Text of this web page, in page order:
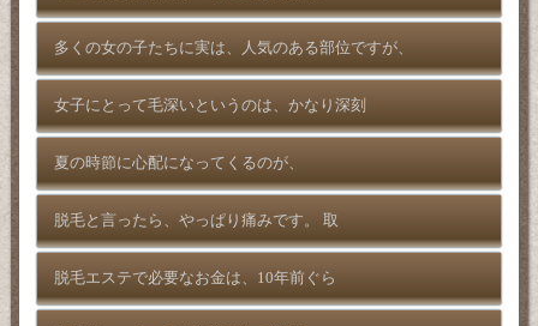
多くの女の子たちに実は、人気のある部位ですが、
女子にとって毛深いというのは、かなり深刻
夏の時節に心配になってくるのが、
脱毛と言ったら、やっぱり痛みです。 取
脱毛エステで必要なお金は、10年前ぐら